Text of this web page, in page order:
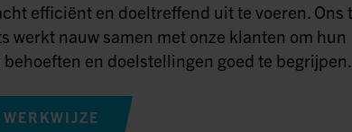
efficiënt en doeltreffend uit te voeren. Ons
werkt nauw samen met onze klanten om hun
en doelstellingen goed te begrijpen.